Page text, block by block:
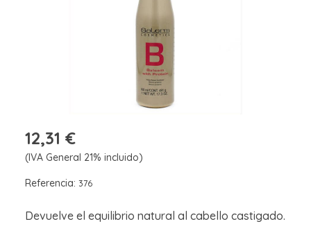
12,31 €
(IVA General 21% incluido)
Referencia: 376
Devuelve el equilibrio natural al cabello castigado.